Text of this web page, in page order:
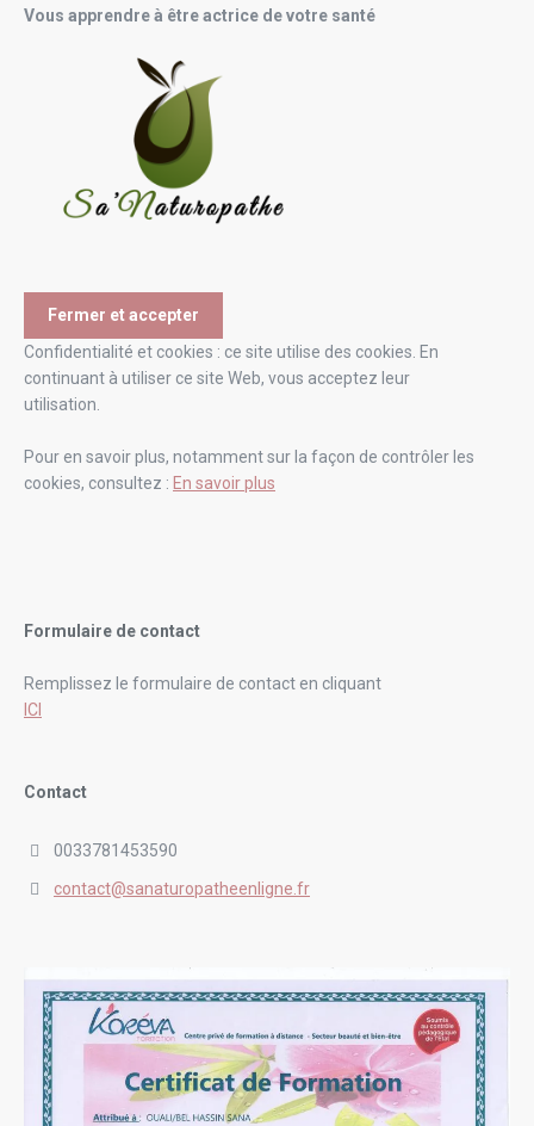
Vous apprendre à être actrice de votre santé
Confidentialité et cookies : ce site utilise des cookies. En
continuant à utiliser ce site Web, vous acceptez leur
utilisation.
Pour en savoir plus, notamment sur la façon de contrôler les
cookies, consultez : En savoir plus
Formulaire de contact
Remplissez le formulaire de contact en cliquant
ICI
Contact
0033781453590
contact@sanaturopatheenligne.fr